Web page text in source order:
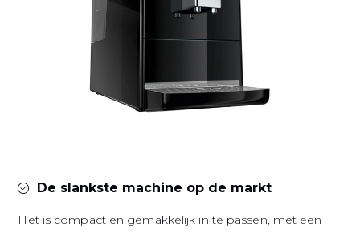
De slankste machine op de markt
Het is compact en gemakkelijk in te passen, met een